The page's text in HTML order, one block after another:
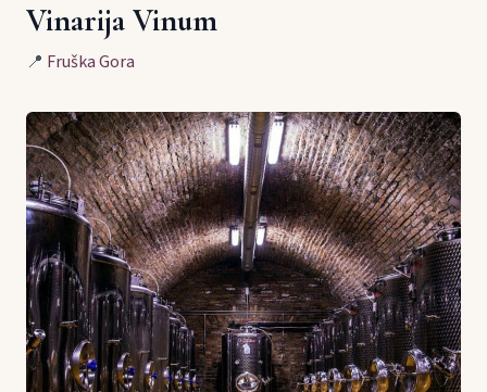
Vinarija Vinum
📍 Fruška Gora